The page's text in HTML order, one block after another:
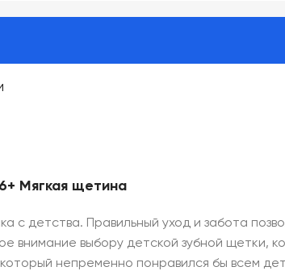
Мягкая щетина
с детства. Правильный уход и забота
внимание выбору детской зубной щетки,
непременно понравился бы всем